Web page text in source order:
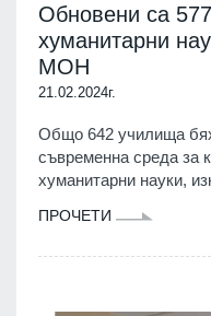
Обновени са
хуманитарни
МОН
21.02.2024г.
Общо 642 училища
съвременна среда за
хуманитарни науки,
ПРОЧЕТИ